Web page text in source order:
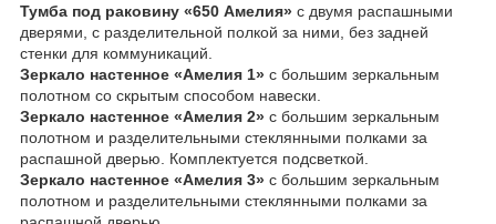
Тумба под раковину «650 Амелия» с двумя распашными
дверями, с разделительной полкой за ними, без задней
стенки для коммуникаций.
Зеркало настенное «Амелия 1» с большим зеркальным
полотном со скрытым способом навески.
Зеркало настенное «Амелия 2» с большим зеркальным
полотном и разделительными стеклянными полками за
распашной дверью. Комплектуется подсветкой.
Зеркало настенное «Амелия 3» с большим зеркальным
полотном и разделительными стеклянными полками за